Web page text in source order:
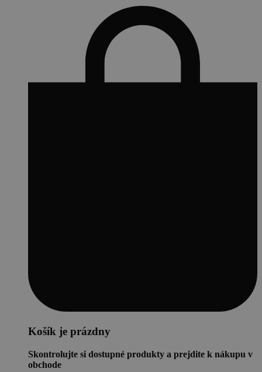
Košík je prázdny
Skontrolujte si dostupné produkty a prejdite k nákupu v
obchode